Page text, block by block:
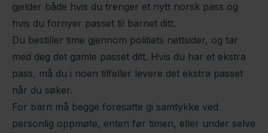
gjelder både hvis du trenger et nytt norsk pass og
hvis du fornyer passet til barnet ditt.
Du bestiller time gjennom politiets nettsider, og tar
med deg det gamle passet ditt. Hvis du har et ekstra
pass, må du i noen tilfeller levere det ekstra passet
når du søker.
For barn må begge foresatte gi samtykke ved
personlig oppmøte, enten før timen, eller under selve